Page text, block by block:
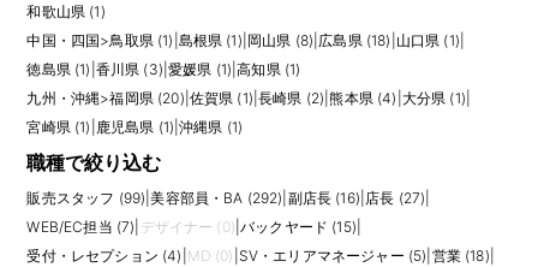
和歌山県 (1)
中国・四国>鳥取県 (1) 島根県 (1) 岡山県 (8) 広島県 (18) 山口県 (1)
徳島県 (1) 香川県 (3) 愛媛県 (1) |高知県 (1)
九州・沖縄>福岡県 (20) 佐賀県 (1) |長崎県 (2) |熊本県 (4) 大分県 (1)
宮崎県 (1) 鹿児島県 (1) |沖縄県 (1)
職種で絞り込む
販売スタッフ (99) |美容部員・BA (292) 副店長 (16) 店長 (27)
WEB/EC担当 (7) デザイナー (0) |バックヤード (15)
受付・レセプション (4) MD (0) SV・エリアマネージャー (5) 営業 (18)